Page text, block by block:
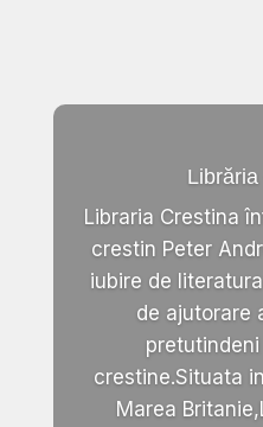
Libraria Crestina
crestin Peter
iubire de
de ajutorare
crestine.Situata
Marea